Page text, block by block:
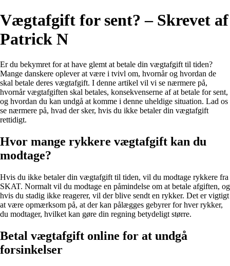
Vægtafgift for sent? – Skrevet af
Patrick N
Er du bekymret for at have glemt at betale din vægtafgift til tiden?
Mange danskere oplever at være i tvivl om, hvornår og hvordan de
skal betale deres vægtafgift. I denne artikel vil vi se nærmere på,
hvornår vægtafgiften skal betales, konsekvenserne af at betale for sent,
og hvordan du kan undgå at komme i denne uheldige situation. Lad os
se nærmere på, hvad der sker, hvis du ikke betaler din vægtafgift
rettidigt.
Hvor mange rykkere vægtafgift kan du
modtage?
Hvis du ikke betaler din vægtafgift til tiden, vil du modtage rykkere fra
SKAT. Normalt vil du modtage en påmindelse om at betale afgiften, og
hvis du stadig ikke reagerer, vil der blive sendt en rykker. Det er vigtigt
at være opmærksom på, at der kan pålægges gebyrer for hver rykker,
du modtager, hvilket kan gøre din regning betydeligt større.
Betal vægtafgift online for at undgå
forsinkelser